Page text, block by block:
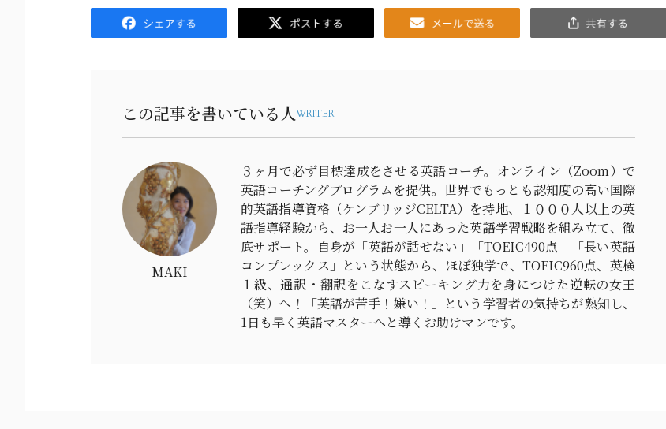
Facebook Twitter Email 共
有
この記事を書いている人WRITER
MAKI
３ヶ月で必ず目標達成をさせる英語コーチ。オンライン（Zoom）で
英語コーチングプログラムを提供。世界でもっとも認知度の高い国際
的英語指導資格（ケンブリッジCELTA）を持地、１０００人以上の英
語指導経験から、お一人お一人にあった英語学習戦略を組み立て、徹
底サポート。自身が「英語が話せない」「TOEIC490点」「長い英語
コンプレックス」という状態から、ほぼ独学で、TOEIC960点、英検
１級、通訳・翻訳をこなすスピーキング力を身につけた逆転の女王
（笑）へ！「英語が苦手！嫌い！」という学習者の気持ちが熟知し、
1日も早く英語マスターへと導くお助けマンです。